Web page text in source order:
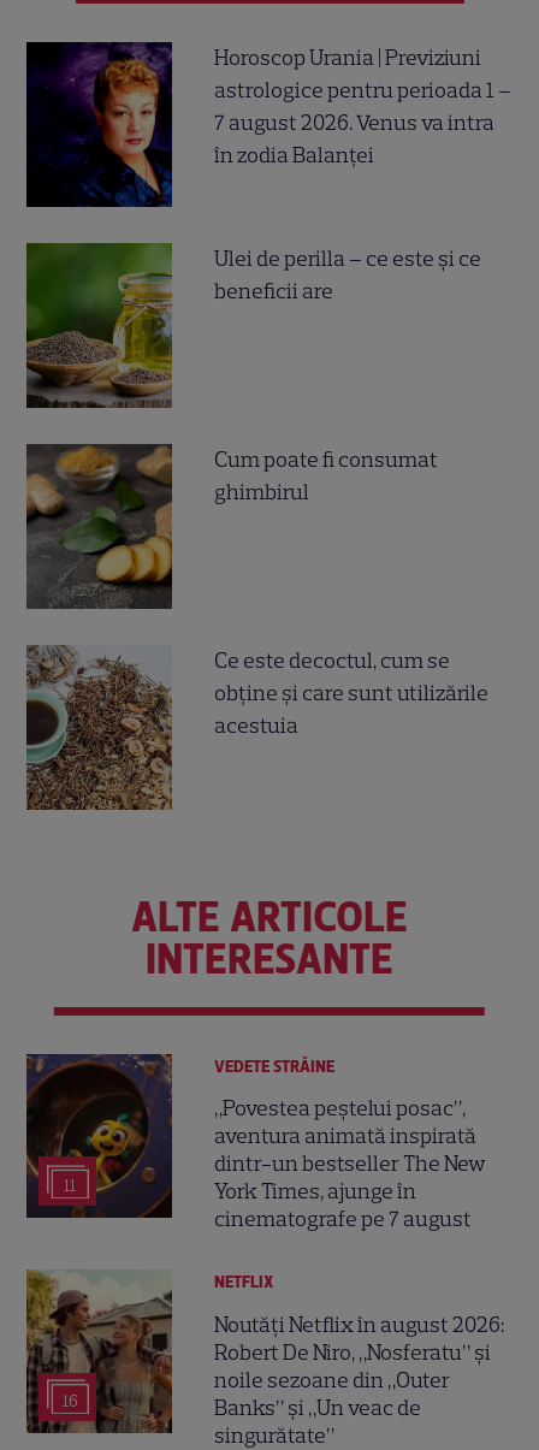
Horoscop Urania | Previziuni
astrologice pentru perioada 1 –
7 august 2026. Venus va intra
în zodia Balanței
Ulei de perilla – ce este și ce
beneficii are
Cum poate fi consumat
ghimbirul
Ce este decoctul, cum se
obţine şi care sunt utilizările
acestuia
ALTE ARTICOLE
INTERESANTE
11
VEDETE STRĂINE
„Povestea peștelui posac”,
aventura animată inspirată
dintr-un bestseller The New
York Times, ajunge în
cinematografe pe 7 august
16
NETFLIX
Noutăți Netflix în august 2026:
Robert De Niro, „Nosferatu” și
noile sezoane din „Outer
Banks” și „Un veac de
singurătate”